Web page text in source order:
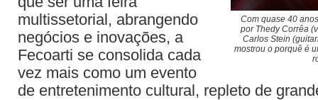
Com quase 40
por Thedy Corrêa
Carlos Stein
mostrou o porquê é
multissetorial, abrangendo
negócios e inovações, a
Fecoarti se consolida cada
vez mais como um evento
de entretenimento cultural, repleto de